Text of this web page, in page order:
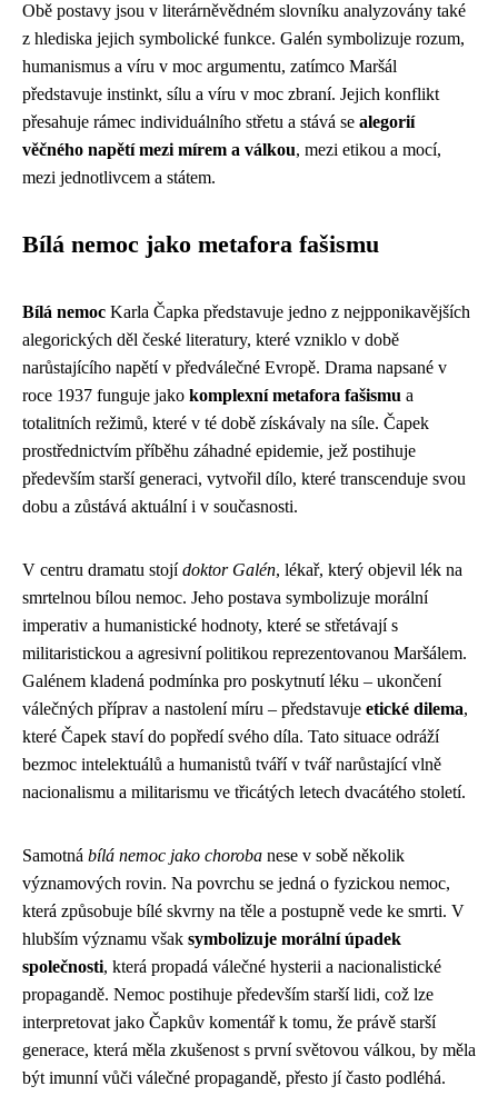
Obě postavy jsou v literárněvědném slovníku analyzovány také
z hlediska jejich symbolické funkce. Galén symbolizuje rozum,
humanismus a víru v moc argumentu, zatímco Maršál
představuje instinkt, sílu a víru v moc zbraní. Jejich konflikt
přesahuje rámec individuálního střetu a stává se alegorií
věčného napětí mezi mírem a válkou, mezi etikou a mocí,
mezi jednotlivcem a státem.
Bílá nemoc jako metafora fašismu
Bílá nemoc Karla Čapka představuje jedno z nejpроnikavějších
alegorických děl české literatury, které vzniklo v době
narůstajícího napětí v předválečné Evropě. Drama napsané v
roce 1937 funguje jako komplexní metafora fašismu a
totalitních režimů, které v té době získávaly na síle. Čapek
prostřednictvím příběhu záhadné epidemie, jež postihuje
především starší generaci, vytvořil dílo, které transcenduje svou
dobu a zůstává aktuální i v současnosti.
V centru dramatu stojídoktor Galén, lékař, který objevil lék na
smrtelnou bílou nemoc. Jeho postava symbolizuje morální
imperativ a humanistické hodnoty, které se střetávají s
militaristickou a agresivní politikou reprezentovanou Maršálem.
Galénem kladená podmínka pro poskytnutí léku – ukončení
válečných příprav a nastolení míru – představuje etické dilema,
které Čapek staví do popředí svého díla. Tato situace odráží
bezmoc intelektuálů a humanistů tváří v tvář narůstající vlně
nacionalismu a militarismu ve třicátých letech dvacátého století.
Samotná bílá nemoc jako choroba nese v sobě několik
významových rovin. Na povrchu se jedná o fyzickou nemoc,
která způsobuje bílé skvrny na těle a postupně vede ke smrti. V
hlubším významu však symbolizuje morální úpadek
společnosti, která propadá válečné hysterii a nacionalistické
propagandě. Nemoc postihuje především starší lidi, což lze
interpretovat jako Čapkův komentář k tomu, že právě starší
generace, která měla zkušenost s první světovou válkou, by měla
být imunní vůči válečné propagandě, přesto jí často podléhá.